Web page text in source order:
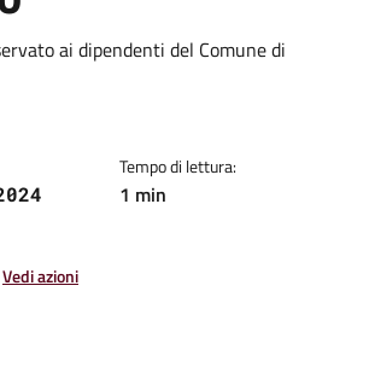
notizia
ai dipendenti del Comune di
Tempo di lettura:
1 min
Vedi azioni